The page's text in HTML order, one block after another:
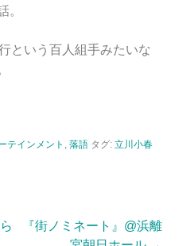
。
という百人組手みたいな
テインメント , 落語 タグ: 立川小春
『街ノミネート』@浜離